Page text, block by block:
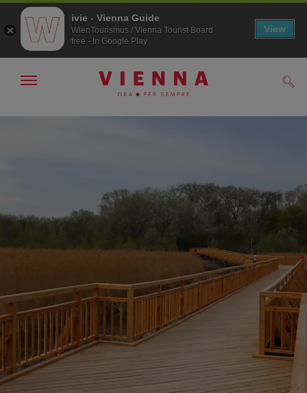
Alla
Al
Mostra/nascondi
ivie - Vienna Guide
WienTourismus / Vienna Tourist Board
free - In Google Play
View